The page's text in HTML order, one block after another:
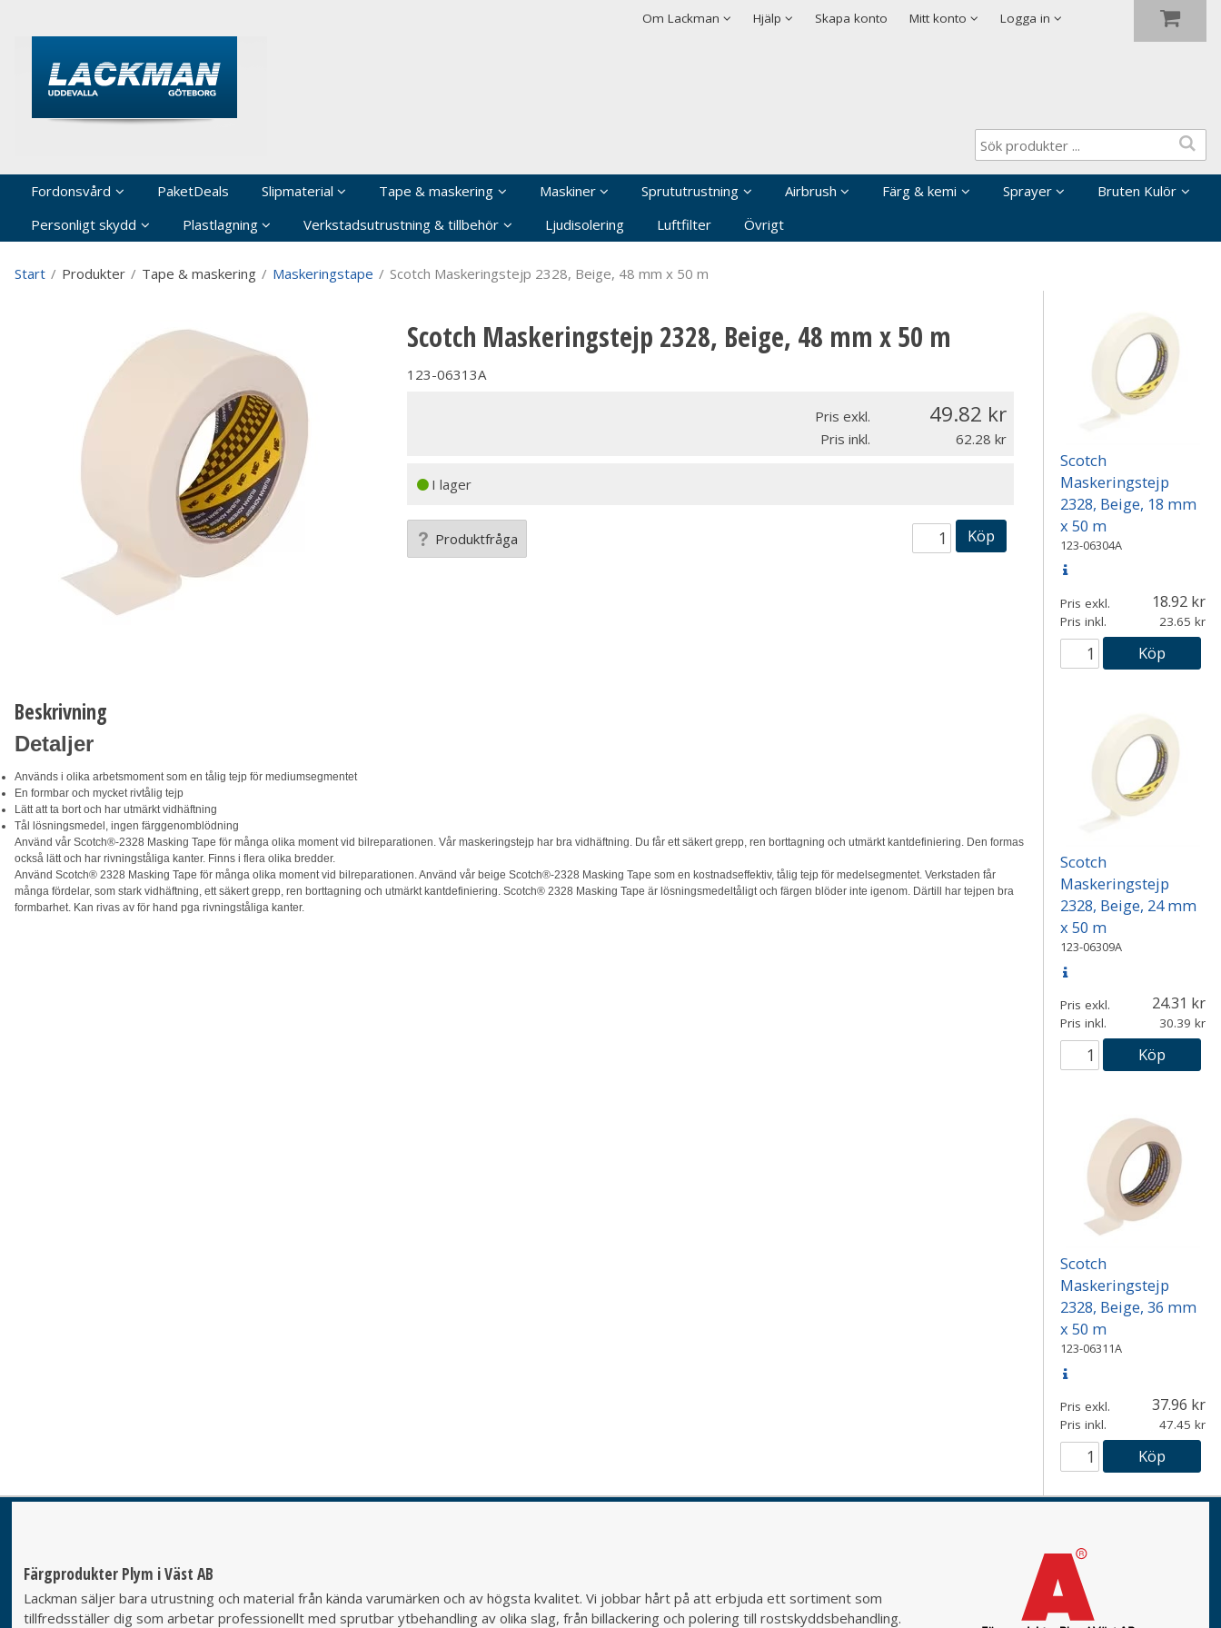
Om Lackman
Villkor Hjälp
Integritetspolicy Skapa konto Mitt konto Logga in
Skapa nytt konto
Fordonsvård PaketDeals Slipmaterial Tape & maskering Maskiner Sprututrustning Airbrush Färg & kemi Sprayer
Bruten Kulör
Personligt skydd
Plastlagning Verkstadsutrustning & tillbehör Ljudisolering Luftfilter Övrigt
Start / Produkter / Tape & maskering / Maskeringstape / Scotch Maskeringstejp 2328, Beige, 48 mm x 50 m
Scotch Maskeringstejp 2328, Beige, 48 mm x 50 m
123-06313A
Pris exkl. 49.82
Pris inkl. 62.28
I lager
Produktfråga Köp
Beskrivning
Detaljer
Används i olika arbetsmoment som en tålig tejp för mediumsegmentet
En formbar och mycket rivtålig tejp
Lätt att ta bort och har utmärkt vidhäftning
Tål lösningsmedel, ingen färggenomblödning
Använd vår Scotch®-2328 Masking Tape för många olika moment vid bilreparationen. Vår maskeringstejp har bra vidhäftning. Du får ett säkert grepp, ren borttagning och utmärkt kantdefiniering. Den formas
också lätt och har rivningståliga kanter. Finns i flera olika bredder.
Använd Scotch® 2328 Masking Tape för många olika moment vid bilreparationen. Använd vår beige Scotch®-2328 Masking Tape som en kostnadseffektiv, tålig tejp för medelsegmentet. Verkstaden får
många fördelar, som stark vidhäftning, ett säkert grepp, ren borttagning och utmärkt kantdefiniering. Scotch® 2328 Masking Tape är lösningsmedeltåligt och färgen blöder inte igenom. Därtill har tejpen bra
formbarhet. Kan rivas av för hand pga rivningståliga kanter.
Scotch
Maskeringstejp
2328, Beige, 18 mm
x 50 m
123-06304A
Pris exkl. 18.92
Pris inkl. 23.65
Köp
Scotch
Maskeringstejp
2328, Beige, 24 mm
x 50 m
123-06309A
Pris exkl. 24.31
Pris inkl. 30.39
Köp
Scotch
Maskeringstejp
2328, Beige, 36 mm
x 50 m
123-06311A
Pris exkl. 37.96
Pris inkl. 47.45
Köp
Färgprodukter Plym i Väst AB
Lackman säljer bara utrustning och material från kända varumärken och av högsta kvalitet. Vi jobbar hårt på att erbjuda ett sortiment som
tillfredsställer dig som arbetar professionellt med sprutbar ytbehandling av olika slag, från billackering och polering till rostskyddsbehandling.